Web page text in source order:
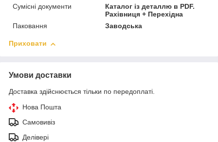
Сумісні документи
Каталог із деталлю в PDF.
Рахівниця + Перехідна
Паковання
Заводська
Приховати
Умови доставки
Доставка здійснюється тільки по передоплаті.
Нова Пошта
Самовивіз
Делівері